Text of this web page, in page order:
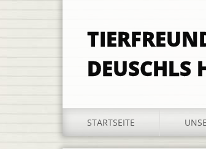
DEUSCHLS
STARTSEITE